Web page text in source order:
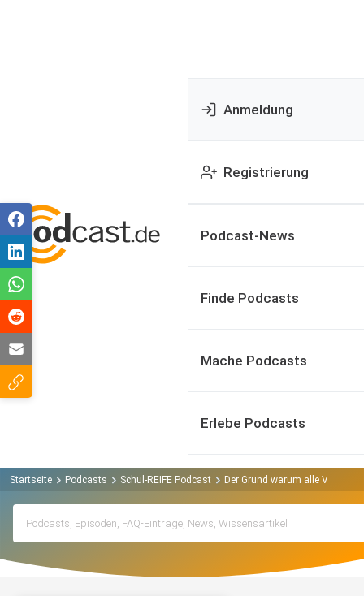
Anmeldung
Registrierung
Podcast-News
Finde Podcasts
Mache Podcasts
Erlebe Podcasts
Startseite Podcasts Schul-REIFE Podcast Der Grund warum alle